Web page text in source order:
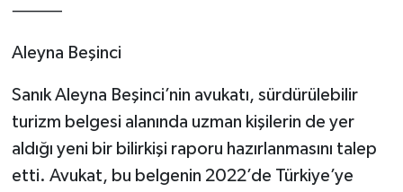
⸻
Aleyna Beşinci
Sanık Aleyna Beşinci’nin avukatı, sürdürülebilir
turizm belgesi alanında uzman kişilerin de yer
aldığı yeni bir bilirkişi raporu hazırlanmasını talep
etti. Avukat, bu belgenin 2022’de Türkiye’ye